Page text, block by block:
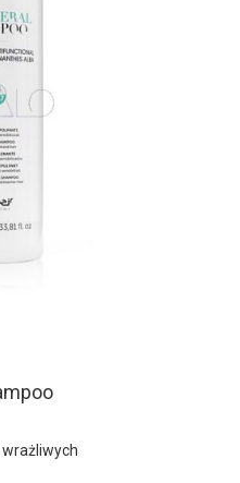
wrażliwych